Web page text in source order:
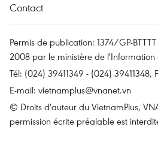
Contact
Permis de publication: 1374/GP-
2008 par le ministère de
Tél: (024) 39411349 - (024) 39411348,
E-mail: vietnamplus@vnanet.vn
© Droits d'auteur du VietnamPlus,
permission écrite préalable est